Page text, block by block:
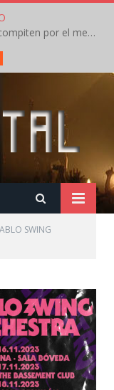
Crónica: In Flames y The Baboon Show compiten por el mejor concierto del día en el Leyendas del Rock – Viernes – Agosto 2026
SWING